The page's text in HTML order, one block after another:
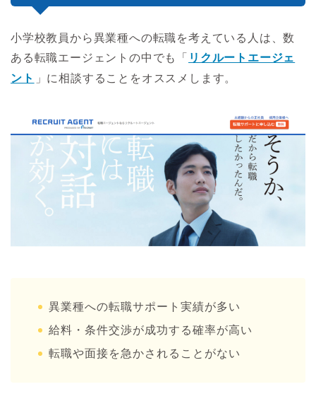
小学校教員から異業種への転職を考えている人は、数
ある転職エージェントの中でも「 リクルートエージェ
ント 」に相談することをオススメします。
異業種への転職サポート実績が多い
給料・条件交渉が成功する確率が高い
転職や面接を急かされることがない